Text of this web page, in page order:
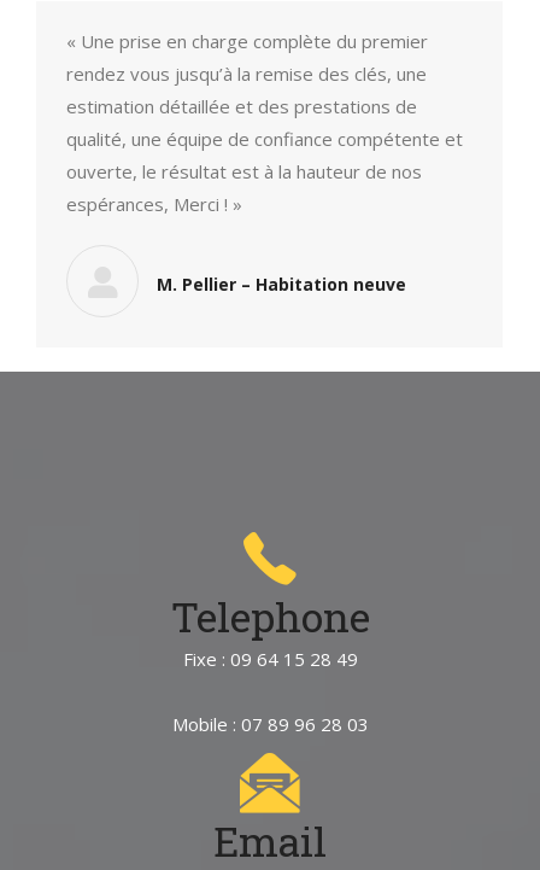
« Une prise en charge complète du premier
rendez vous jusqu’à la remise des clés, une
estimation détaillée et des prestations de
qualité, une équipe de confiance compétente et
ouverte, le résultat est à la hauteur de nos
espérances, Merci ! »
M. Pellier – Habitation neuve
Telephone
Fixe : 09 64 15 28 49
Mobile : 07 89 96 28 03
Email